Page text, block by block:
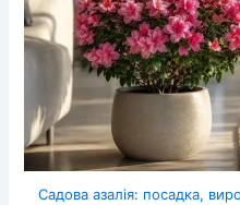
Садова азалія: посадка,